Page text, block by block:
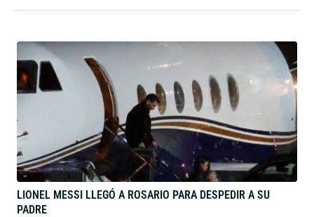
LIONEL MESSI LLEGÓ A ROSARIO PARA DESPEDIR A SU
PADRE